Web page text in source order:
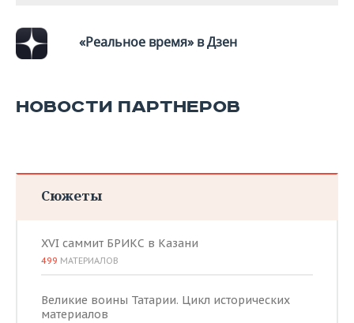
«Реальное время» в Дзен
НОВОСТИ ПАРТНЕРОВ
Сюжеты
XVI саммит БРИКС в Казани
499 МАТЕРИАЛОВ
Великие воины Татарии. Цикл исторических
материалов